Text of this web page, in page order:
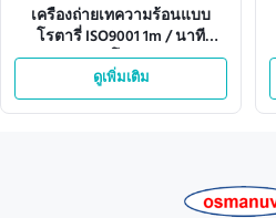
เครื่องถ่ายเทความร้อนแบบ
โรตารี่ ISO9001 1m / นาที
อัตโนมัติ
ดูเพิ่มเติม